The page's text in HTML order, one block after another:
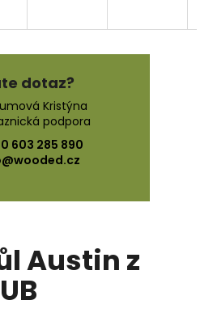
Austin z
dotaz?
Kristýna
podpora
603 285 890